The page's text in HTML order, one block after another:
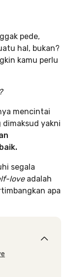
pede,
hal, bukan?
kamu perlu
mencintai
yakni
segala
love adalah
apa